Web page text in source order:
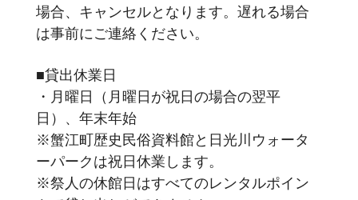
場合、キャンセルとなります。遅れる場合
は事前にご連絡ください。
■貸出休業日
・月曜日（月曜日が祝日の場合の翌平
日）、年末年始
※蟹江町歴史民俗資料館と日光川ウォータ
ーパークは祝日休業します。
※祭人の休館日はすべてのレンタルポイン